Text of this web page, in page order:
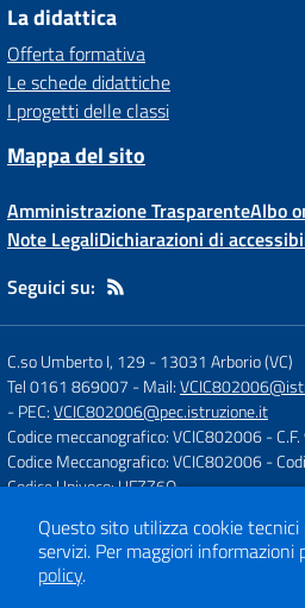
La didattica
Offerta formativa
Le schede didattiche
I progetti delle classi
Mappa del sito
Amministrazione TrasparenteAlbo
Note LegaliDichiarazioni di
Seguici su:
C.so Umberto I, 129 -13031 Arborio (VC)
Tel 0161 869007 - Mail:
- PEC:VCIC802006@pec.istruzione.it
Codice meccanografico: VCIC802006-
Codice Meccanografico: VCIC802006-
Codice Univoco: UFZZ6Q
Concept &
Questo sito utilizza cookie tecnici
servizi. Per maggiori informazioni
policy.